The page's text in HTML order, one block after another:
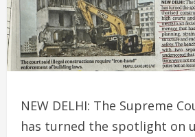
NEW DELHI: The Supreme
has turned the spotlight on